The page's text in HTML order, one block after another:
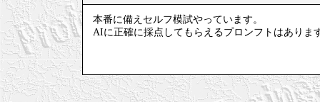
本番に備えセルフ模試やっています。
AIに正確に採点してもらえるプロンフトはありま